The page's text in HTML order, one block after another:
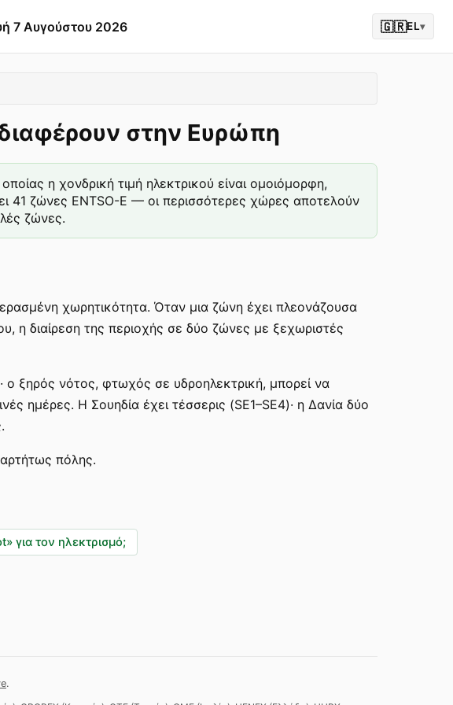
7 Αυγούστου 2026 🇬🇷EL▾
διαφέρουν στην Ευρώπη
η χονδρική τιμή ηλεκτρικού είναι ομοιόμορφη,
41 ζώνες ENTSO-E — οι περισσότερες χώρες αποτελούν
ζώνες.
χωρητικότητα. Όταν μια ζώνη έχει πλεονάζουσα
η διαίρεση της περιοχής σε δύο ζώνες με ξεχωριστές
ο ξηρός νότος, φτωχός σε υδροηλεκτρική, μπορεί να
ημέρες. Η Σουηδία έχει τέσσερις (SE1–SE4)· η Δανία δύο
πόλης.
για τον ηλεκτρισμό;
.